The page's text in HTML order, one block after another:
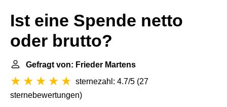
Ist eine Spende netto
oder brutto?
Gefragt von: Frieder Martens
sternezahl: 4.7/5 (27
sternebewertungen)